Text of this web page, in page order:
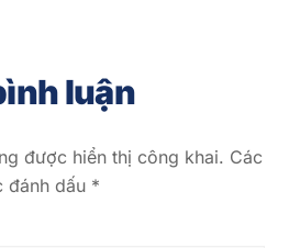
luận
được hiển thị công khai. Các
đánh dấu *